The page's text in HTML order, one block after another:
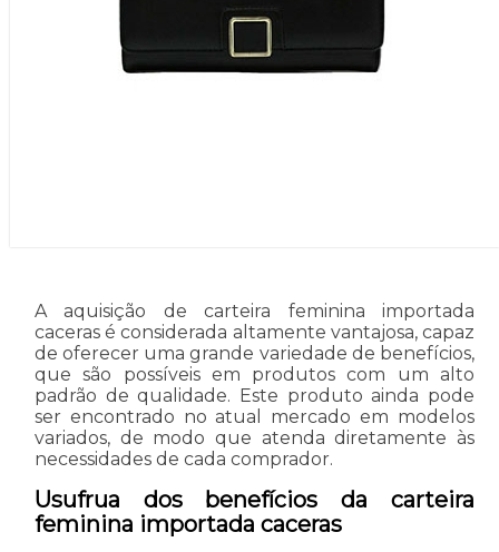
A aquisição de carteira feminina importada
caceras é considerada altamente vantajosa, capaz
de oferecer uma grande variedade de benefícios,
que são possíveis em produtos com um alto
padrão de qualidade. Este produto ainda pode
ser encontrado no atual mercado em modelos
variados, de modo que atenda diretamente às
necessidades de cada comprador.
Usufrua dos benefícios da carteira
feminina importada caceras